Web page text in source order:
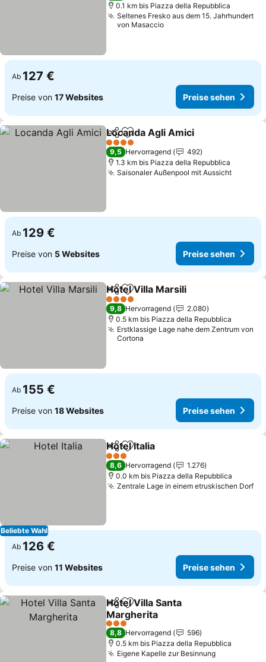
0.1 km bis Piazza della Repubblica
Seltenes Fresko aus dem 15. Jahrhundert
von Masaccio
Ab 127 €
Preise von 17 Websites Preise sehen
TeilenZu Favoriten hinzufügen
Locanda Agli Amici
4 Sterne
9,5 Hervorragend
492
1.3 km bis Piazza della Repubblica
Saisonaler Außenpool mit AussichtPreise
Ab 129 €
Preise von 5 Websites Preise sehen
TeilenZu Favoriten hinzufügen
Hotel Villa Marsili
4 Sterne
9,8 Hervorragend
2.080
0.5 km bis Piazza della Repubblica
Erstklassige Lage nahe dem Zentrum von
Cortona
Ab 155 €
Preise von 18 Websites Preise sehen
Beliebte Wahl
TeilenZu Favoriten hinzufügen
Hotel Italia
3 Sterne
8,6 Hervorragend
1.276
0.0 km bis Piazza della Repubblica
Zentrale Lage in einem etruskischen Dorf
Ab 126 €
Preise von 11 Websites Preise sehen
TeilenZu Favoriten hinzufügen
Hotel Villa Santa
Margherita
Preise sehen
3 Sterne
8,8 Hervorragend
596
0.5 km bis Piazza della Repubblica
Eigene Kapelle zur BesinnungPreise